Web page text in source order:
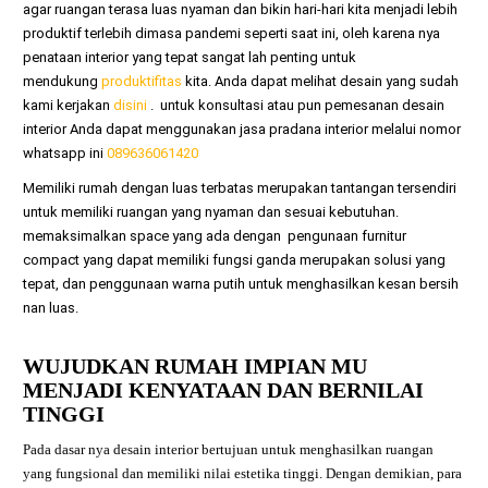
agar ruangan terasa luas nyaman dan bikin hari-hari kita menjadi lebih
produktif terlebih dimasa pandemi seperti saat ini, oleh karena nya
penataan interior yang tepat sangat lah penting untuk
mendukungproduktifitas kita. Anda dapat melihat desain yang sudah
kami kerjakandisini . untuk konsultasi atau pun pemesanan desain
interior Anda dapat menggunakan jasa pradana interior melalui nomor
whatsapp ini089636061420
Memiliki rumah dengan luas terbatas merupakan tantangan tersendiri
untuk memiliki ruangan yang nyaman dan sesuai kebutuhan.
memaksimalkan space yang ada dengan pengunaan furnitur
compact yang dapat memiliki fungsi ganda merupakan solusi yang
tepat, dan penggunaan warna putih untuk menghasilkan kesan bersih
nan luas.
WUJUDKAN RUMAH IMPIAN MU
MENJADI KENYATAAN DAN BERNILAI
TINGGI
Pada dasar nya desain interior bertujuan untuk menghasilkan ruangan
yang fungsional dan memiliki nilai estetika tinggi. Dengan demikian, para